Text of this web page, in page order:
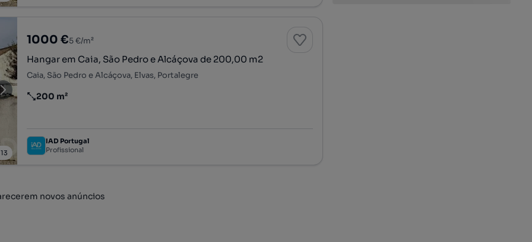
13
1000 €5 €/m²
Hangar em Caia, São Pedro e Alcáçova de 200,00 m2
Caia, São Pedro e Alcáçova, Elvas, Portalegre
Preço por metro quadrado
200 m²
IAD Portugal
Profissional
novos anúncios